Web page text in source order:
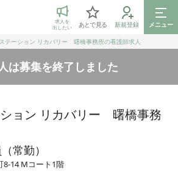
職マッチング
求人を
出したい
あとで見る 新規登録
メニュー
テーション リカバリー 曙橋事務所の看護師求人
は募集を終了しました
ョン リカバリー 曙橋事務
常勤）
8-14 Mコート1階